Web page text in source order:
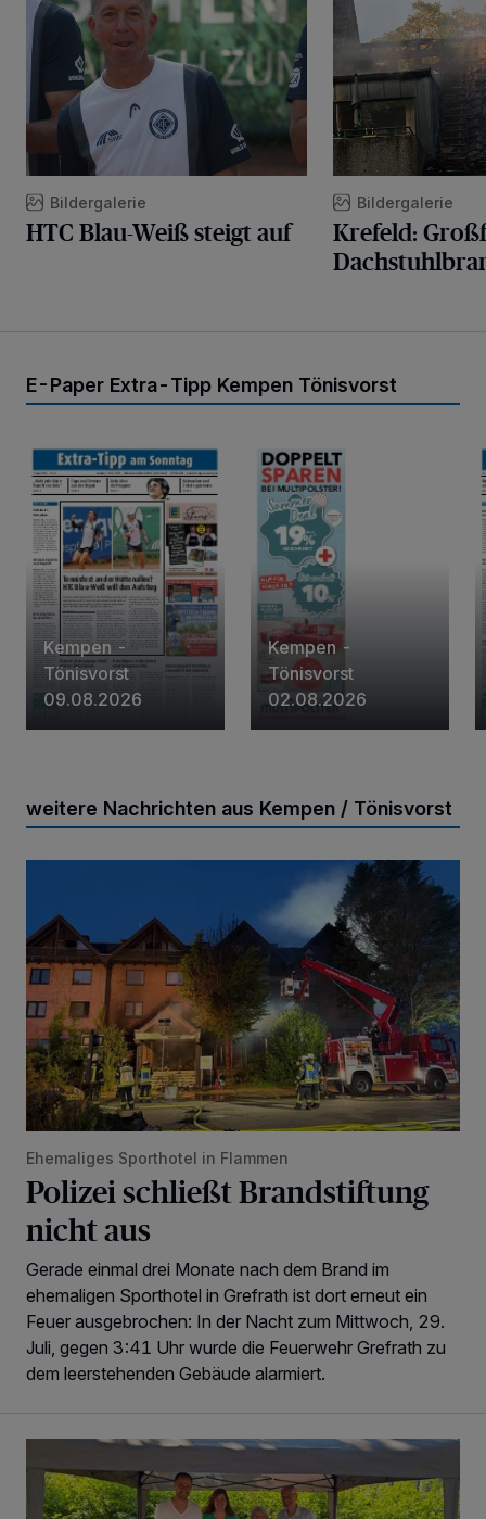
HTC Blau-Weiß steigt auf
Bildergalerie
HTC Blau-Weiß steigt auf
Krefeld:
Bildergalerie
Krefeld:
E-Paper Extra-Tipp Kempen Tönisvorst
Kempen -
Tönisvorst
09.08.2026
Kempen -
Tönisvorst
02.08.2026
weitere Nachrichten aus Kempen / Tönisvorst
Polizei schließt Brandstiftung nicht aus
Ehemaliges Sporthotel in Flammen
Polizei schließt Brandstiftung
nicht aus
Gerade einmal drei Monate nach dem Brand im
ehemaligen Sporthotel in Grefrath ist dort erneut ein
Feuer ausgebrochen: In der Nacht zum Mittwoch, 29.
Juli, gegen 3:41 Uhr wurde die Feuerwehr Grefrath zu
dem leerstehenden Gebäude alarmiert.
Spende für „Das Wohnzimmer“